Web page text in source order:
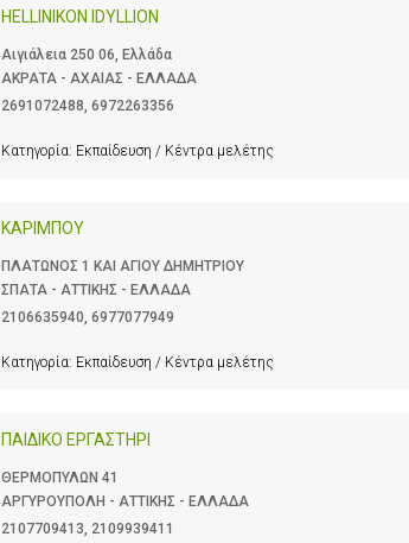
HELLINIKON IDYLLION
Αιγιάλεια 250 06, Ελλάδα
ΑΚΡΑΤΑ - ΑΧΑΙΑΣ - ΕΛΛΑΔΑ
2691072488 6972263356
Κατηγορία: Εκπαίδευση / Κέντρα μελέτης
ΚΑΡΙΜΠΟΥ
ΠΛΑΤΩΝΟΣ 1 ΚΑΙ ΑΓΙΟΥ ΔΗΜΗΤΡΙΟΥ
ΣΠΑΤΑ - ΑΤΤΙΚΗΣ - ΕΛΛΑΔΑ
2106635940 6977077949
Κατηγορία: Εκπαίδευση / Κέντρα μελέτης
ΠΑΙΔΙΚΟ ΕΡΓΑΣΤΗΡΙ
ΘΕΡΜΟΠΥΛΩΝ 41
ΑΡΓΥΡΟΥΠΟΛΗ - ΑΤΤΙΚΗΣ - ΕΛΛΑΔΑ
2107709413, 2109939411